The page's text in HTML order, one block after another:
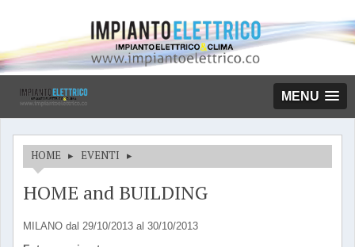
MENU
HOME ▸ EVENTI ▸
HOME and BUILDING
MILANO dal 29/10/2013 al 30/10/2013